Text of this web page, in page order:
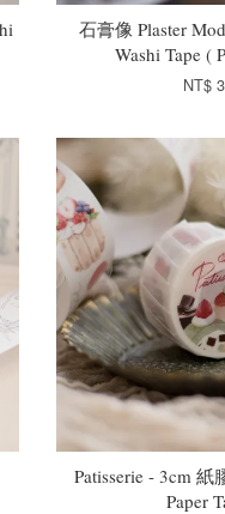
石膏像 Plaster
Washi Tape (
NT$
Patisserie - 3cm 紙
Paper